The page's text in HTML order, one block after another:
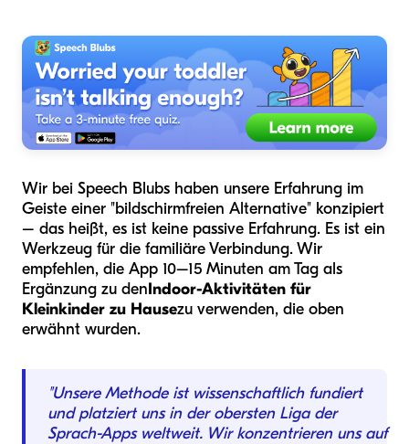
Wir bei Speech Blubs haben unsere Erfahrung im
Geiste einer "bildschirmfreien Alternative" konzipiert
– das heißt, es ist keine passive Erfahrung. Es ist ein
Werkzeug für die familiäre Verbindung. Wir
empfehlen, die App 10–15 Minuten am Tag als
Ergänzung zu denIndoor-Aktivitäten für
Kleinkinder zu Hausezu verwenden, die oben
erwähnt wurden.
"Unsere Methode ist wissenschaftlich fundiert
und platziert uns in der obersten Liga der
Sprach-Apps weltweit. Wir konzentrieren uns auf